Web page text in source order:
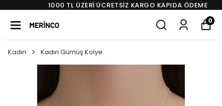
1000 TL ÜZERI ÜCRETSIZ KARGO KAPIDA ÖDEME
0
Kadın Kadın Gümüş Kolye